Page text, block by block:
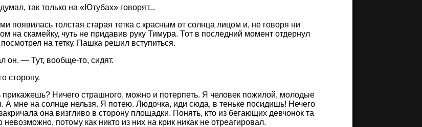
так только на «Ютубах» говорят...
появилась толстая старая тетка с красным от солнца лицом и, не говоря ни
на скамейку, чуть не придавив руку Тимура. Тот в последний момент отдернул
на тетку. Пашка решил вступиться.
он. — Тут, вообще-то, сидят.
сторону.
Ничего страшного, можно и потерпеть. Я человек пожилой, молодые
А мне на солнце нельзя. Я потею. Людочка, иди сюда, в теньке посидишь! Нечего
она визгливо в сторону площадки. Понять, кто из бегающих девчонок та
потому как никто из них на крик никак не отреагировал.